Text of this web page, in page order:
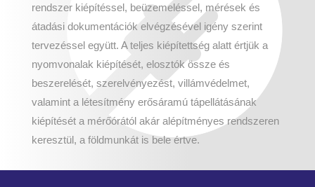
rendszer kiépítéssel, beüzemeléssel, mérések és
átadási dokumentációk elvégzésével igény szerint
tervezéssel együtt. A teljes kiépítettség alatt értjük a
nyomvonalak kiépítését, elosztók össze és
beszerelését, szerelvényezést, villámvédelmet,
valamint a létesítmény erősáramú tápellátásának
kiépítését a mérőórától akár alépítményes rendszeren
keresztül, a földmunkát is bele értve.